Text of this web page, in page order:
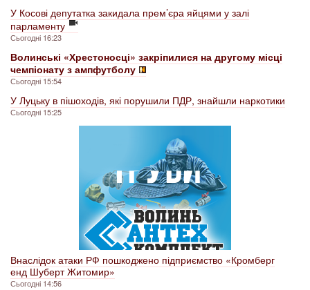
У Косові депутатка закидала прем’єра яйцями у залі
парламенту
Сьогодні 16:23
Волинські «Хрестоносці» закріпилися на другому місці
чемпіонату з ампфутболу
Сьогодні 15:54
У Луцьку в пішоходів, які порушили ПДР, знайшли наркотики
Сьогодні 15:25
Внаслідок атаки РФ пошкоджено підприємство «Кромберг
енд Шуберт Житомир»
Сьогодні 14:56